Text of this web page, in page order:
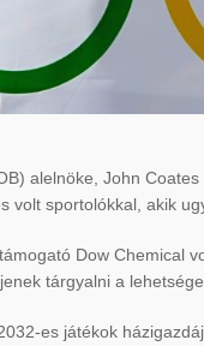
alelnöke, John
volt sportolókkal, akik
Dow Chemical
tárgyalni a
es játékok